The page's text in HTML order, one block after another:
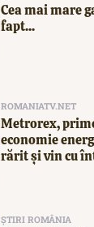
Cea mai mare
fapt...
ROMANIATV.NET
Metrorex,
economie
rărit și vin cu
ȘTIRI ROMÂNIA